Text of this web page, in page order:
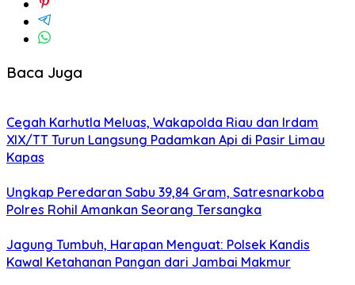
Baca Juga
Cegah Karhutla Meluas, Wakapolda Riau dan Irdam
XIX/TT Turun Langsung Padamkan Api di Pasir Limau
Kapas
Ungkap Peredaran Sabu 39,84 Gram, Satresnarkoba
Polres Rohil Amankan Seorang Tersangka
Jagung Tumbuh, Harapan Menguat: Polsek Kandis
Kawal Ketahanan Pangan dari Jambai Makmur